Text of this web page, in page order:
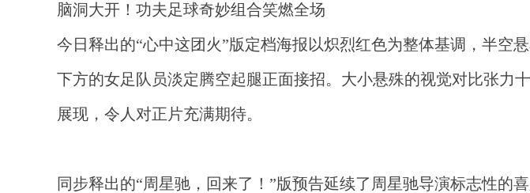
脑洞大开！功夫足球奇妙组合笑燃全场
今日释出的“心中这团火”版定档海报以炽烈红色为整体基调，半空
下方的女足队员淡定腾空起腿正面接招。大小悬殊的视觉对比张力
展现，令人对正片充满期待。
同步释出的“周星驰，回来了！”版预告延续了周星驰导演标志性的